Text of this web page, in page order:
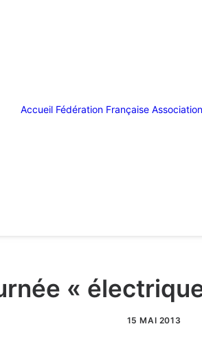
Accueil Fédération Française
«
15 MAI 2013